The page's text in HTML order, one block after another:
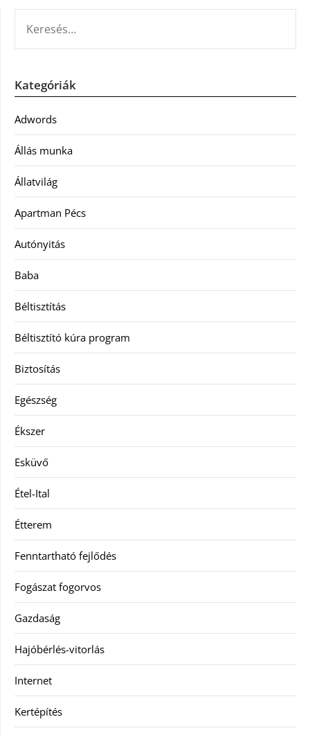
Kategóriák
Adwords
Állás munka
Állatvilág
Apartman Pécs
Autónyitás
Baba
Béltisztítás
Béltisztító kúra program
Biztosítás
Egészség
Ékszer
Esküvő
Étel-Ital
Étterem
Fenntartható fejlődés
Fogászat fogorvos
Gazdaság
Hajóbérlés-vitorlás
Internet
Kertépítés